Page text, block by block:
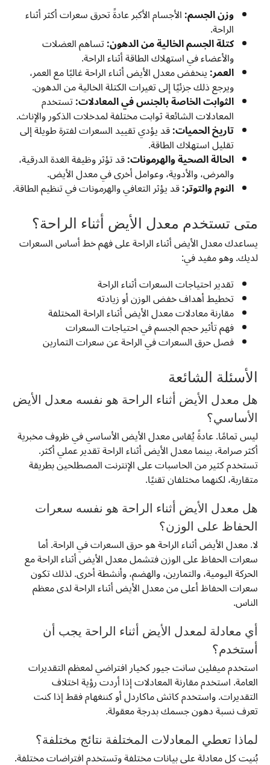
وزن الجسم:الأجسام الأكبر عادةً تحرق سعرات أكثر أثناء
الراحة.
كتلة الجسم الخالية من الدهون:تساهم العضلات
والأعضاء في استهلاك الطاقة أثناء الراحة.
العمر:ينخفض معدل الأيض أثناء الراحة غالبًا مع العمر،
ويرجع ذلك جزئيًا إلى تغيرات الكتلة الخالية من الدهون.
الثوابت الخاصة بالجنس في المعادلات:تستخدم
المعادلات الشائعة ثوابت مختلفة لمدخلات الذكور والإناث.
تاريخ الحميات:قد يؤدي تقييد السعرات لفترة طويلة إلى
تقليل استهلاك الطاقة.
الحالة الصحية والهرمونات:قد تؤثر وظيفة الغدة الدرقية،
والمرض، والأدوية، وعوامل أخرى في معدل الأيض.
النوم والتوتر:قد يؤثر التعافي والهرمونات في تنظيم الطاقة.
متى تستخدم معدل الأيض أثناء الراحة؟
يساعدك معدل الأيض أثناء الراحة على فهم خط أساس السعرات
لديك. وهو مفيد في:
تقدير احتياجات السعرات أثناء الراحة
تخطيط أهداف خفض الوزن أو زيادته
مقارنة معادلات معدل الأيض أثناء الراحة المختلفة
فهم تأثير حجم الجسم في احتياجات السعرات
فصل حرق السعرات في الراحة عن سعرات التمارين
الأسئلة الشائعة
هل معدل الأيض أثناء الراحة هو نفسه معدل الأيض
الأساسي؟
ليس تمامًا. عادةً يُقاس معدل الأيض الأساسي في ظروف مخبرية
أكثر صرامة، بينما معدل الأيض أثناء الراحة تقدير عملي أكثر.
تستخدم كثير من الحاسبات على الإنترنت المصطلحين بطريقة
متقاربة، لكنهما مختلفان تقنيًا.
هل معدل الأيض أثناء الراحة هو نفسه سعرات
الحفاظ على الوزن؟
لا. معدل الأيض أثناء الراحة هو حرق السعرات في الراحة. أما
سعرات الحفاظ على الوزن فتشمل معدل الأيض أثناء الراحة مع
الحركة اليومية، والتمارين، والهضم، وأنشطة أخرى. لذلك تكون
سعرات الحفاظ أعلى من معدل الأيض أثناء الراحة لدى معظم
الناس.
أي معادلة لمعدل الأيض أثناء الراحة يجب أن
أستخدم؟
استخدم ميفلين سانت جيور كخيار افتراضي لمعظم التقديرات
العامة. استخدم مقارنة المعادلات إذا أردت رؤية اختلاف
التقديرات. واستخدم كاتش ماكاردل أو كننغهام فقط إذا كنت
تعرف نسبة دهون جسمك بدرجة معقولة.
لماذا تعطي المعادلات المختلفة نتائج مختلفة؟
بُنيت كل معادلة على بيانات مختلفة وتستخدم افتراضات مختلفة.